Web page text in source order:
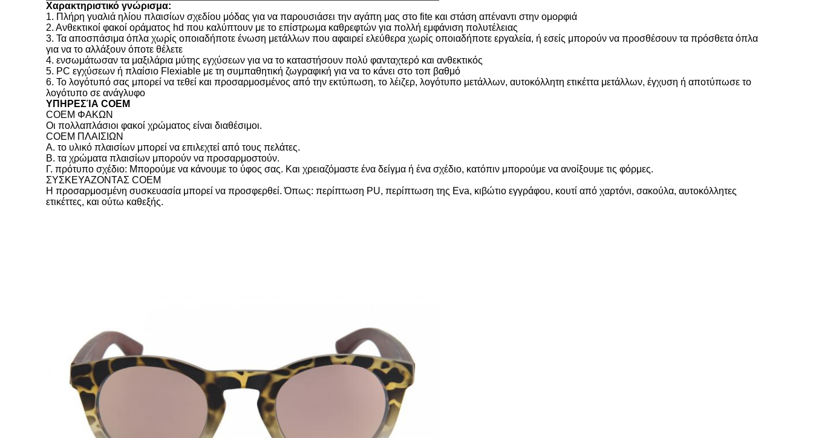
Χαρακτηριστικό γνώρισμα:
1. Πλήρη γυαλιά ηλίου πλαισίων σχεδίου μόδας για να παρουσιάσει την αγάπη μας στο fite και στάση απέναντι στην ομορφιά
2. Ανθεκτικοί φακοί οράματος hd που καλύπτουν με το επίστρωμα καθρεφτών για πολλή εμφάνιση πολυτέλειας
3. Τα αποσπάσιμα όπλα χωρίς οποιαδήποτε ένωση μετάλλων που αφαιρεί ελεύθερα χωρίς οποιαδήποτε εργαλεία, ή εσείς μπορούν να προσθέσουν τα πρόσθετα όπλα
για να το αλλάξουν όποτε θέλετε
4. ενσωμάτωσαν τα μαξιλάρια μύτης εγχύσεων για να το καταστήσουν πολύ φανταχτερό και ανθεκτικός
5. PC εγχύσεων ή πλαίσιο Flexiable με τη συμπαθητική ζωγραφική για να το κάνει στο τοπ βαθμό
6. Το λογότυπό σας μπορεί να τεθεί και προσαρμοσμένος από την εκτύπωση, το λέιζερ, λογότυπο μετάλλων, αυτοκόλλητη ετικέττα μετάλλων, έγχυση ή αποτύπωσε το
λογότυπο σε ανάγλυφο
ΥΠΗΡΕΣΊΑ COEM
COEM ΦΑΚΩΝ
Οι πολλαπλάσιοι φακοί χρώματος είναι διαθέσιμοι.
COEM ΠΛΑΙΣΙΩΝ
Α. το υλικό πλαισίων μπορεί να επιλεχτεί από τους πελάτες.
Β. τα χρώματα πλαισίων μπορούν να προσαρμοστούν.
Γ. πρότυπο σχέδιο: Μπορούμε να κάνουμε το ύφος σας. Και χρειαζόμαστε ένα δείγμα ή ένα σχέδιο, κατόπιν μπορούμε να ανοίξουμε τις φόρμες.
ΣΥΣΚΕΥΑΖΟΝΤΑΣ COEM
Η προσαρμοσμένη συσκευασία μπορεί να προσφερθεί. Όπως: περίπτωση PU, περίπτωση της Eva, κιβώτιο εγγράφου, κουτί από χαρτόνι, σακούλα, αυτοκόλλητες
ετικέττες, και ούτω καθεξής.